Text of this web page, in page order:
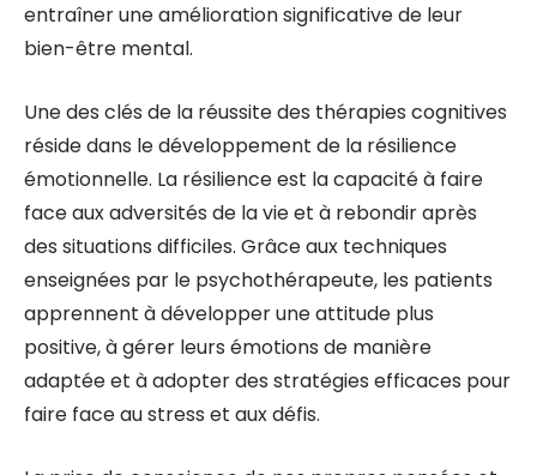
entraîner une amélioration significative de leur
bien-être mental.
Une des clés de la réussite des thérapies cognitives
réside dans le développement de la résilience
émotionnelle. La résilience est la capacité à faire
face aux adversités de la vie et à rebondir après
des situations difficiles. Grâce aux techniques
enseignées par le psychothérapeute, les patients
apprennent à développer une attitude plus
positive, à gérer leurs émotions de manière
adaptée et à adopter des stratégies efficaces pour
faire face au stress et aux défis.